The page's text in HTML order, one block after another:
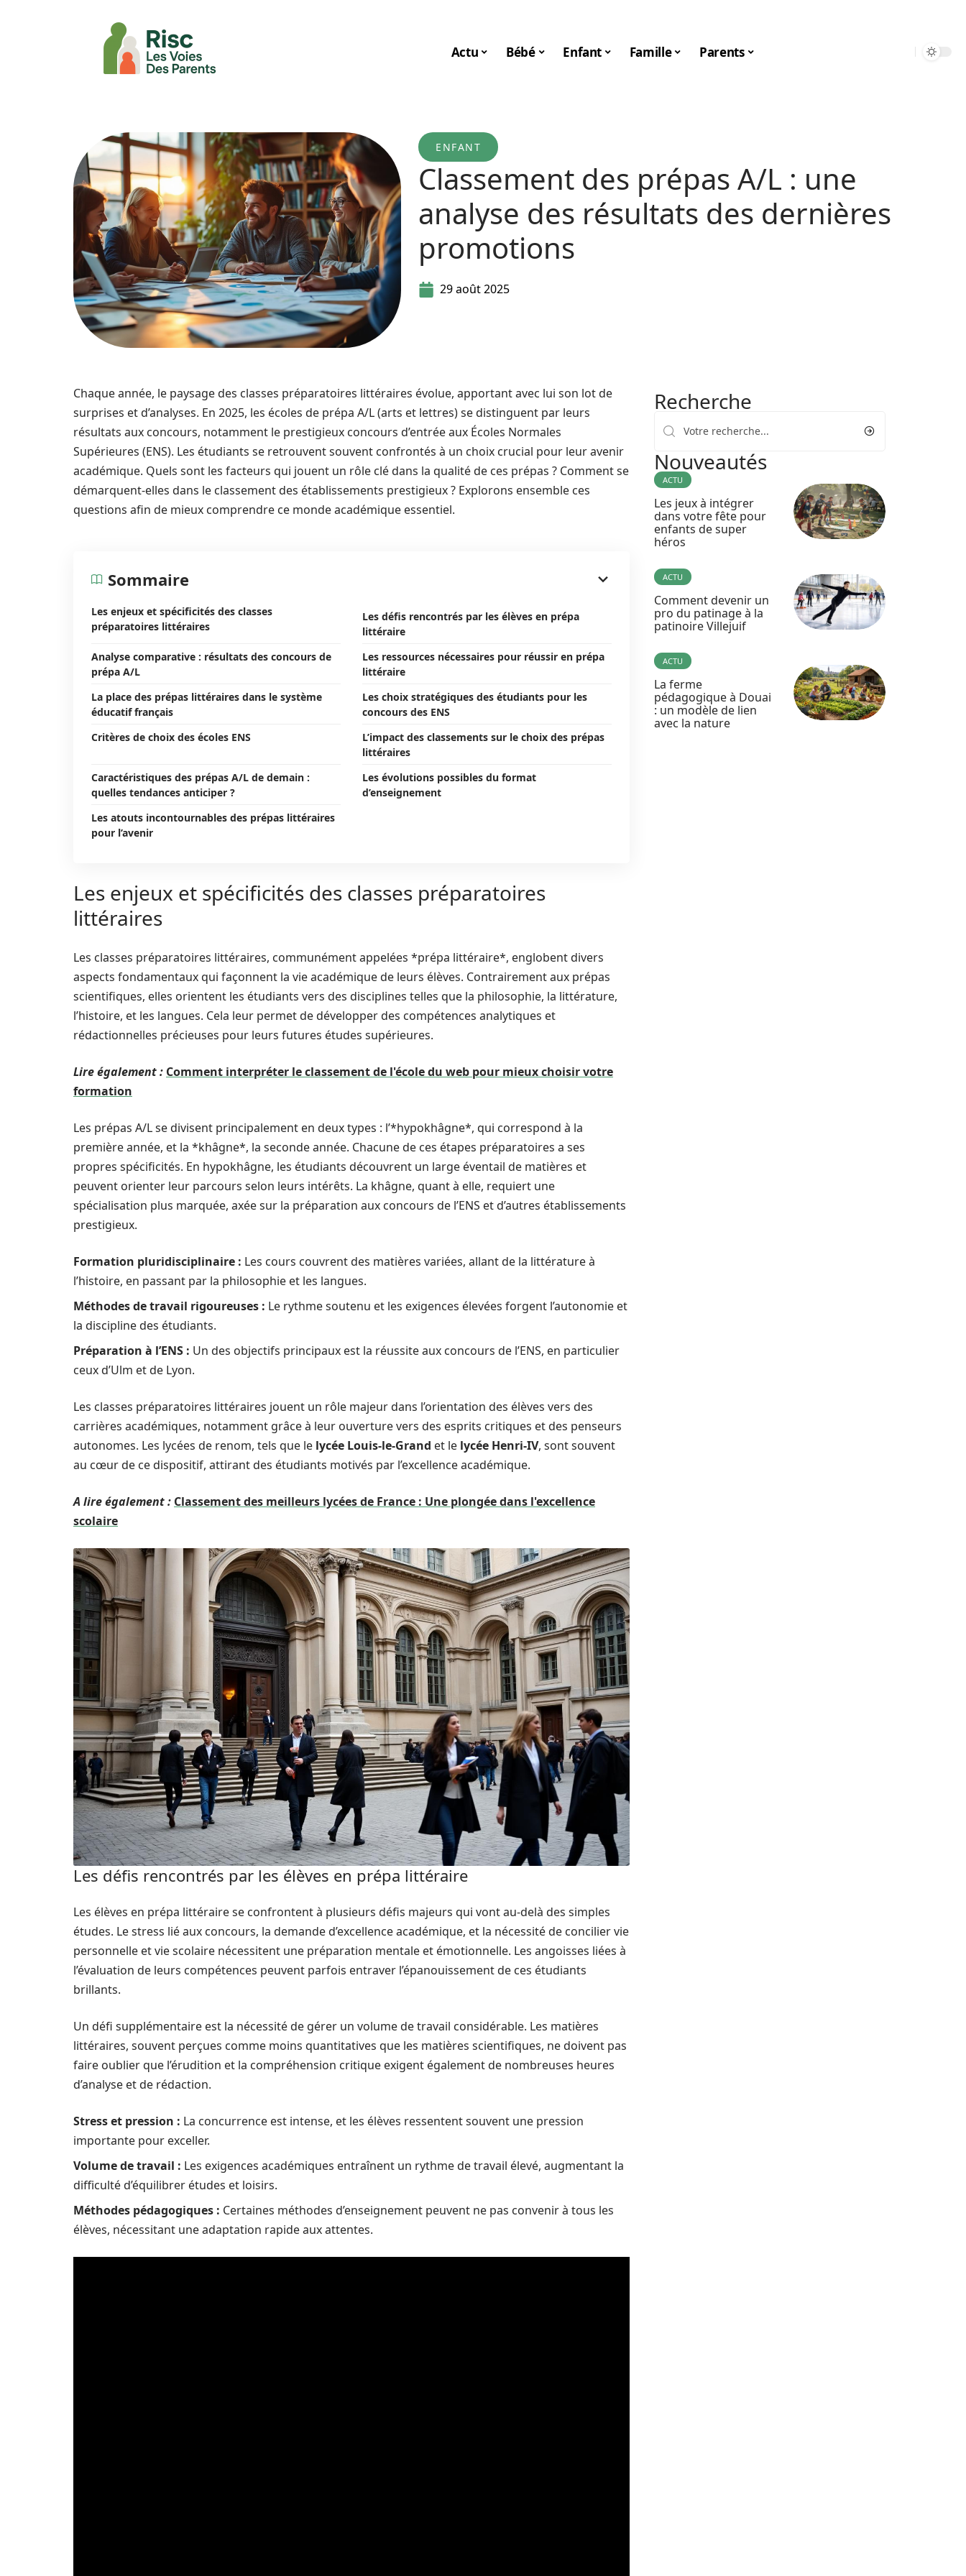
Actu Bébé Enfant Famille Parents
ENFANT
Classement des prépas A/L : une
analyse des résultats des dernières
promotions
29 août 2025
Chaque année, le paysage des classes préparatoires littéraires évolue, apportant avec lui son lot de
surprises et d’analyses. En 2025, les écoles de prépa A/L (arts et lettres) se distinguent par leurs
résultats aux concours, notamment le prestigieux concours d’entrée aux Écoles Normales
Supérieures (ENS). Les étudiants se retrouvent souvent confrontés à un choix crucial pour leur avenir
académique. Quels sont les facteurs qui jouent un rôle clé dans la qualité de ces prépas ? Comment se
démarquent-elles dans le classement des établissements prestigieux ? Explorons ensemble ces
questions afin de mieux comprendre ce monde académique essentiel.
Sommaire
Les enjeux et spécificités des classes
préparatoires littéraires
Les défis rencontrés par les élèves en prépa
littéraire
Analyse comparative : résultats des concours de
prépa A/L
Les ressources nécessaires pour réussir en prépa
littéraire
La place des prépas littéraires dans le système
éducatif français
Les choix stratégiques des étudiants pour les
concours des ENS
Critères de choix des écoles ENS
L’impact des classements sur le choix des prépas
littéraires
Caractéristiques des prépas A/L de demain :
quelles tendances anticiper ?
Les évolutions possibles du format
d’enseignement
Les atouts incontournables des prépas littéraires
pour l’avenir
Les enjeux et spécificités des classes préparatoires
littéraires
Les classes préparatoires littéraires, communément appelées *prépa littéraire*, englobent divers
aspects fondamentaux qui façonnent la vie académique de leurs élèves. Contrairement aux prépas
scientifiques, elles orientent les étudiants vers des disciplines telles que la philosophie, la littérature,
l’histoire, et les langues. Cela leur permet de développer des compétences analytiques et
rédactionnelles précieuses pour leurs futures études supérieures.
Lire également : Comment interpréter le classement de l'école du web pour mieux choisir votre
formation
Les prépas A/L se divisent principalement en deux types : l’*hypokhâgne*, qui correspond à la
première année, et la *khâgne*, la seconde année. Chacune de ces étapes préparatoires a ses
propres spécificités. En hypokhâgne, les étudiants découvrent un large éventail de matières et
peuvent orienter leur parcours selon leurs intérêts. La khâgne, quant à elle, requiert une
spécialisation plus marquée, axée sur la préparation aux concours de l’ENS et d’autres établissements
prestigieux.
Formation pluridisciplinaire : Les cours couvrent des matières variées, allant de la littérature à
l’histoire, en passant par la philosophie et les langues.
Méthodes de travail rigoureuses : Le rythme soutenu et les exigences élevées forgent l’autonomie et
la discipline des étudiants.
Préparation à l’ENS : Un des objectifs principaux est la réussite aux concours de l’ENS, en particulier
ceux d’Ulm et de Lyon.
Les classes préparatoires littéraires jouent un rôle majeur dans l’orientation des élèves vers des
carrières académiques, notamment grâce à leur ouverture vers des esprits critiques et des penseurs
autonomes. Les lycées de renom, tels que le lycée Louis-le-Grand et le lycée Henri-IV, sont souvent
au cœur de ce dispositif, attirant des étudiants motivés par l’excellence académique.
A lire également : Classement des meilleurs lycées de France : Une plongée dans l'excellence
scolaire
Les défis rencontrés par les élèves en prépa littéraire
Les élèves en prépa littéraire se confrontent à plusieurs défis majeurs qui vont au-delà des simples
études. Le stress lié aux concours, la demande d’excellence académique, et la nécessité de concilier vie
personnelle et vie scolaire nécessitent une préparation mentale et émotionnelle. Les angoisses liées à
l’évaluation de leurs compétences peuvent parfois entraver l’épanouissement de ces étudiants
brillants.
Un défi supplémentaire est la nécessité de gérer un volume de travail considérable. Les matières
littéraires, souvent perçues comme moins quantitatives que les matières scientifiques, ne doivent pas
faire oublier que l’érudition et la compréhension critique exigent également de nombreuses heures
d’analyse et de rédaction.
Stress et pression : La concurrence est intense, et les élèves ressentent souvent une pression
importante pour exceller.
Volume de travail : Les exigences académiques entraînent un rythme de travail élevé, augmentant la
difficulté d’équilibrer études et loisirs.
Méthodes pédagogiques : Certaines méthodes d’enseignement peuvent ne pas convenir à tous les
élèves, nécessitant une adaptation rapide aux attentes.
Recherche
Nouveautés
ACTU
Les jeux à intégrer
dans votre fête pour
enfants de super
héros
ACTU
Comment devenir un
pro du patinage à la
patinoire Villejuif
ACTU
La ferme
pédagogique à Douai
: un modèle de lien
avec la nature